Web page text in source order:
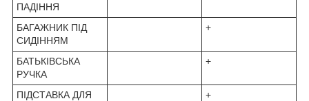
ПАДІННЯ
БАГАЖНИК ПІД
СИДІННЯМ
+
БАТЬКІВСЬКА
РУЧКА
+
ПІДСТАВКА ДЛЯ
+